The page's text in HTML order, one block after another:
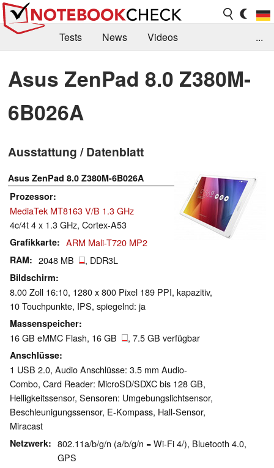
Tests News
Videos
Kaufberatung
Deals Suche
Jobs
Forum
...
Asus ZenPad 8.0 Z380M-
6B026A
Ausstattung / Datenblatt
Asus ZenPad 8.0 Z380M-6B026A
Prozessor
MediaTek MT8163 V/B 1.3 GHz
4c/4t 4 x 1.3 GHz, Cortex-A53
Grafikkarte ARM Mali-T720 MP2
RAM 2048 MB , DDR3L
Bildschirm
8.00 Zoll 16:10, 1280 x 800 Pixel 189 PPI, kapazitiv,
10 Touchpunkte, IPS, spiegelnd: ja
Massenspeicher
16 GB eMMC Flash, 16 GB , 7.5 GB verfügbar
Anschlüsse
1 USB 2.0, Audio Anschlüsse: 3.5 mm Audio-
Combo, Card Reader: MicroSD/SDXC bis 128 GB,
Helligkeitssensor, Sensoren: Umgebungslichtsensor,
Beschleunigungssensor, E-Kompass, Hall-Sensor,
Miracast
Netzwerk
802.11a/b/g/n (a/b/g/n = Wi-Fi 4/), Bluetooth 4.0,
GPS